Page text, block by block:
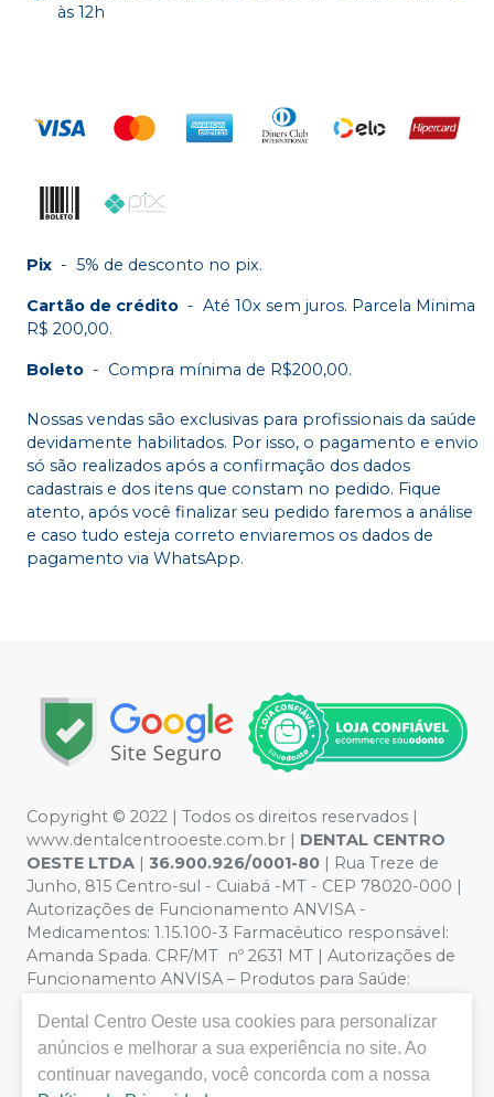
às 12h
Pix - 5% de desconto no pix.
Cartão de crédito - Até 10x sem juros. Parcela Minima
R$ 200,00.
Boleto - Compra mínima de R$200,00.
Nossas vendas são exclusivas para profissionais da saúde
devidamente habilitados. Por isso, o pagamento e envio
só são realizados após a confirmação dos dados
cadastrais e dos itens que constam no pedido. Fique
atento, após você finalizar seu pedido faremos a análise
e caso tudo esteja correto enviaremos os dados de
pagamento via WhatsApp.
Copyright © 2022 | Todos os direitos reservados |
www.dentalcentrooeste.com.br | DENTAL CENTRO
OESTE LTDA | 36.900.926/0001-80 | Rua Treze de
Junho, 815 Centro-sul - Cuiabá -MT - CEP 78020-000 |
Autorizações de Funcionamento ANVISA -
Medicamentos: 1.15.100-3 Farmacêutico responsável:
Amanda Spada. CRF/MT nº 2631 MT | Autorizações de
Funcionamento ANVISA – Produtos para Saúde:
Segurança - Fotos meramente ilustrativas - Os preços e
condições da loja virtual estão sujeitos a alterações. Em
caso de divergência de preços no site, o valor válido é o
Dental Centro Oeste usa cookies para personalizar
anúncios e melhorar a sua experiência no site. Ao
continuar navegando, você concorda com a nossa